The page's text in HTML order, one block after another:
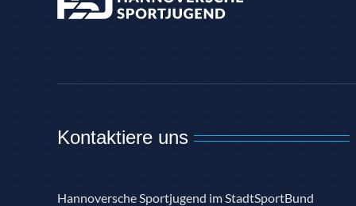
Kontaktiere uns
Hannoversche Sportjugend im StadtSportBund